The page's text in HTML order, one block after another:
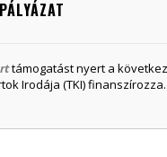
támogatást nyert a
Irodája (TKI)